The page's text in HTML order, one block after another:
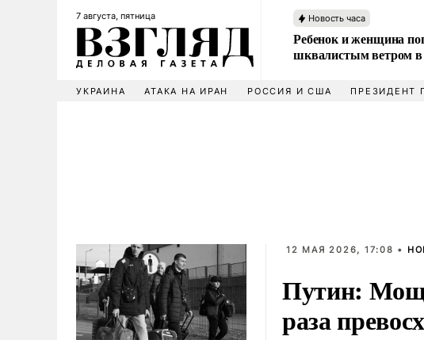
7 августа, пятница Новость часа
Ребенок и женщина
шквалистым ветром
УКРАИНА АТАКА НА ИРАН РОССИЯ И США ПРЕЗИДЕНТ
12 МАЯ 2026, 17:08 •
Путин:
раза